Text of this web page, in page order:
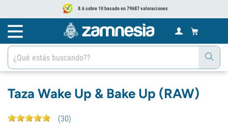
8.6 sobre 10 basado en 79687 valoraciones
Taza Wake Up & Bake Up (RAW)
(30)